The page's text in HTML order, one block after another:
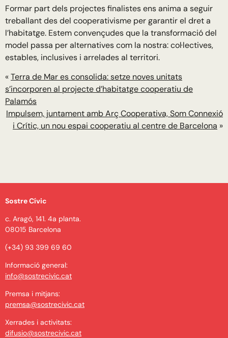
Formar part dels projectes finalistes ens anima a seguir
treballant des del cooperativisme per garantir el dret a
l’habitatge. Estem convençudes que la transformació del
model passa per alternatives com la nostra: col·lectives,
estables, inclusives i arrelades al territori.
«Terra de Mar es consolida: setze noves unitats
s’incorporen al projecte d’habitatge cooperatiu de
Palamós
Impulsem, juntament amb Arç Cooperativa, Som Connexió
i Crític, un nou espai cooperatiu al centre de Barcelona »
Sostre Cívic
c. Aragó, 141. 4a planta.
08015 Barcelona
(+34) 93 399 69 60
Informació general:
info@sostrecivic.cat
Premsa i mitjans:
premsa@sostrecivic.cat
Xerrades i activitats:
difusio@sostrecivic.cat